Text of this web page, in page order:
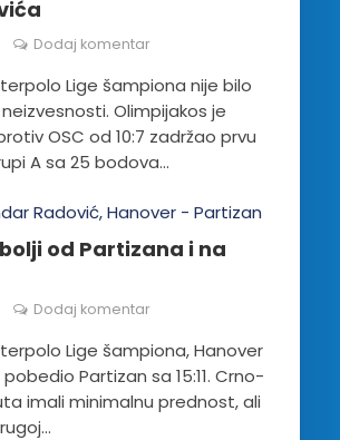
Dodaj komentar
Lige šampiona nije bilo
Olimpijakos je
OSC od 10:7 zadržao prvu
A sa 25 bodova...
od Partizana i na
Dodaj komentar
Lige šampiona, Hanover
Partizan sa 15:11. Crno-
imali minimalnu prednost, ali